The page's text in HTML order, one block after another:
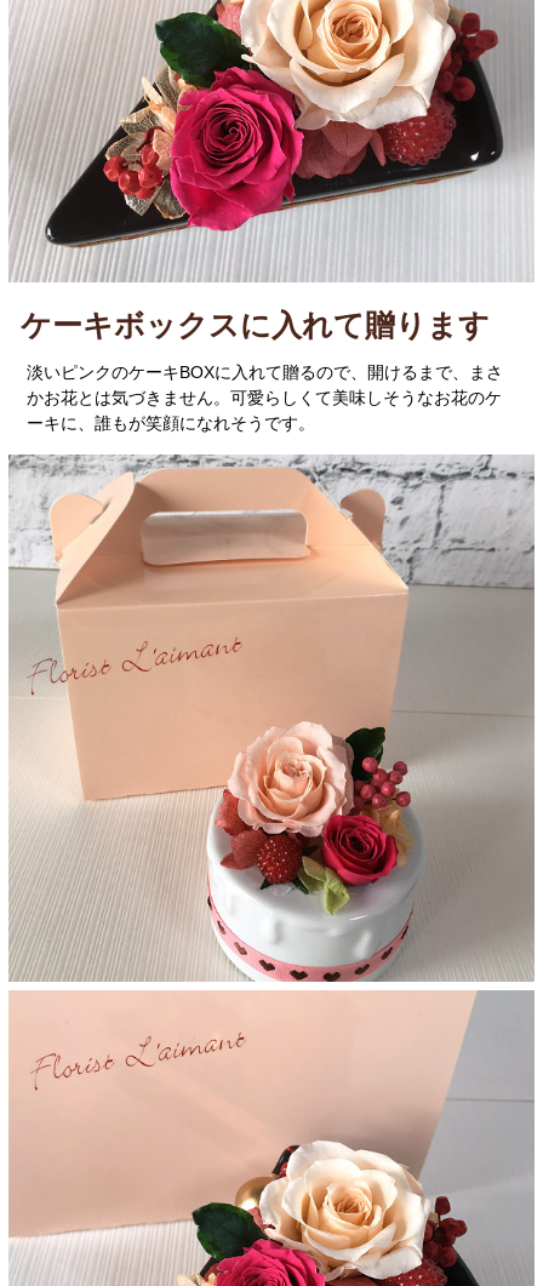
ケーキボックスに入れて贈ります
淡いピンクのケーキBOXに入れて贈るので、開けるまで、まさ
かお花とは気づきません。可愛らしくて美味しそうなお花のケ
ーキに、誰もが笑顔になれそうです。